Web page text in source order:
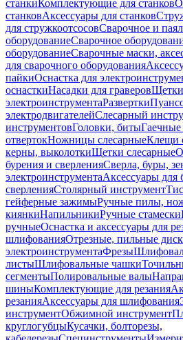
станкиКомплектующие для станков
станковАксессуары для станков
для стружкоотсосовСварочное и
оборудованиеСварочное
оборудованиеСварочные маски,
для сварочного оборудования
пайкиОснастка для
оснасткиНасадки для граверов
электроинструментаРазвертки
электродвигателейСлесарный
инструментовГоловки, биты
отвертокНожницы слесарныеКлещи
керны, выколоткиЩетки слесарные
бурения и сверленияСверла, буры,
электроинструментаАксессуары для
сверленияСтолярный инструмент
гейферные зажимыРучные пилы,
киянкиНапильникиРучные стамески
ручныеОснастка и аксессуары для
шлифованияОтрезные, пильные
электроинструментаФрезы
листыШлифовальные чашки
сегментыПолировальные валы
шиныКомплектующие для резания
резанияАксессуары для шлифования
инструментОбжимной инструмент
круглогубцыКусачки, болторезы,